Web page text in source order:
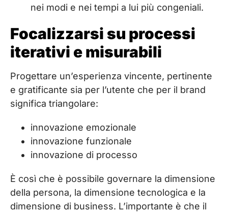
nei modi e nei tempi a lui più congeniali.
Focalizzarsi su processi
iterativi e misurabili
Progettare un’esperienza vincente, pertinente
e gratificante sia per l’utente che per il brand
significa triangolare:
innovazione emozionale
innovazione funzionale
innovazione di processo
È così che è possibile governare la dimensione
della persona, la dimensione tecnologica e la
dimensione di business. L’importante è che il